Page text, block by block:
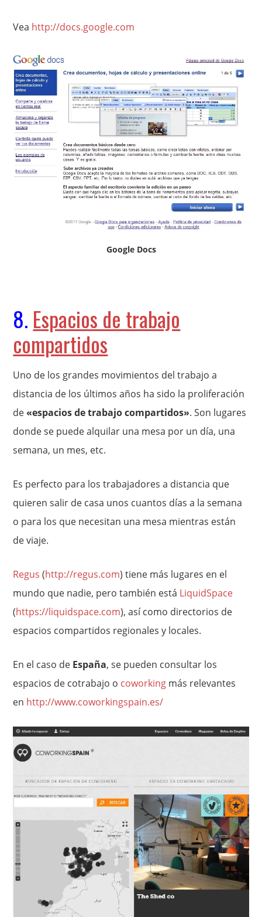
Vea http://docs.google.com
Google Docs
8. Espacios de trabajo
compartidos
Uno de los grandes movimientos del trabajo a
distancia de los últimos años ha sido la proliferación
de«espacios de trabajo compartidos». Son lugares
donde se puede alquilar una mesa por un día, una
semana, un mes, etc.
Es perfecto para los trabajadores a distancia que
quieren salir de casa unos cuantos días a la semana
o para los que necesitan una mesa mientras están
de viaje.
Regus (http://regus.com) tiene más lugares en el
mundo que nadie, pero también está LiquidSpace
(https://liquidspace.com), así como directorios de
espacios compartidos regionales y locales.
En el caso de España, se pueden consultar los
espacios de cotrabajo o coworking más relevantes
en http://www.coworkingspain.es/